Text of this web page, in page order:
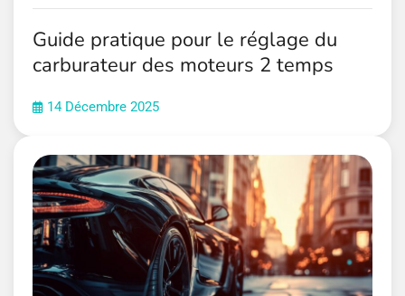
Guide pratique pour le réglage du
carburateur des moteurs 2 temps
14 Décembre 2025